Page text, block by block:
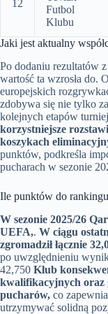
12
Futbol
Klubu
Jaki jest aktualny
Po dodaniu rezultatów
wartość ta wzrosła do.
europejskich
zdobywa się nie tylko
kolejnych etapów
korzystniejsze
koszykach
punktów, podkreśla
pucharach w sezonie
Ile punktów do
W sezonie 2025/26
UEFA,. W ciągu
zgromadził łącznie
po uwzględnieniu
42,750 Klub
kwalifikacyjnych oraz
pucharów, co
utrzymywać solidną